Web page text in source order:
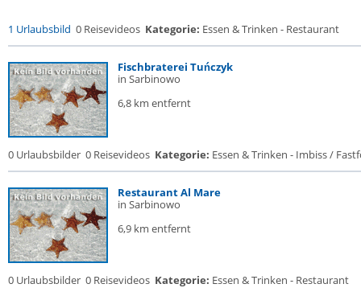
1 Urlaubsbild 0 Reisevideos Kategorie: Essen & Trinken - Restaurant
Fischbraterei Tuńczyk
in Sarbinowo
6,8 km entfernt
0 Urlaubsbilder 0 Reisevideos Kategorie: Essen & Trinken - Imbiss /
Restaurant Al Mare
in Sarbinowo
6,9 km entfernt
0 Urlaubsbilder 0 Reisevideos Kategorie: Essen & Trinken - Restaurant